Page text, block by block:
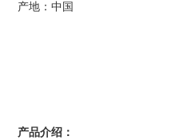
产地：中国
产品介绍：